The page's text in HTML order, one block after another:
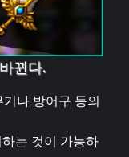
뀐다.
기나 방어구 등의
는 것이 가능하